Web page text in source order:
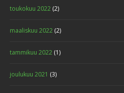
toukokuu 2022 (2)
maaliskuu 2022 (2)
tammikuu 2022 (1)
joulukuu 2021 (3)